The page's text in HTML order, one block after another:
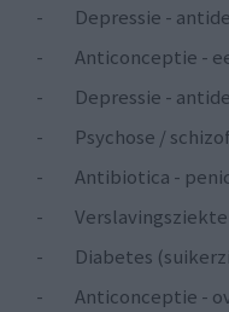
-
Depressie -
-
Anticonceptie -
-
Depressie -
-
Psychose /
-
Antibiotica -
-
-
Diabetes
-
Anticonceptie -